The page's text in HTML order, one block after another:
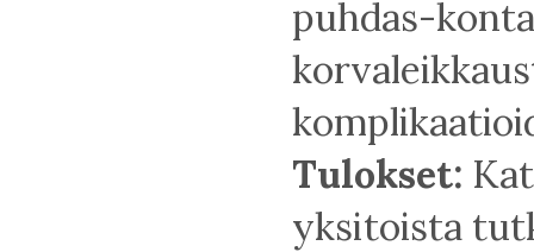
puhdas-
Tulokset:
yksitoista